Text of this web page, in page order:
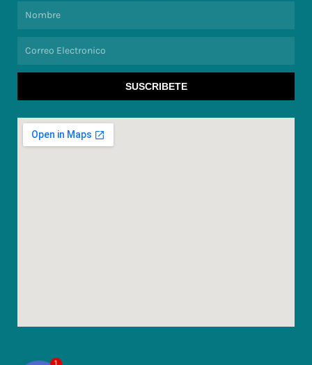
SUSCRIBETE
1